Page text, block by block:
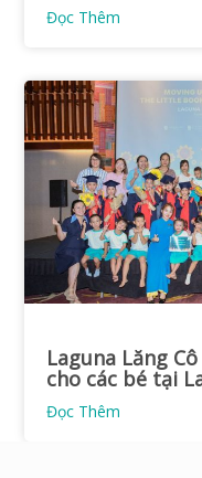
Đọc Thêm
Laguna Lăng
cho các bé tại
Đọc Thêm